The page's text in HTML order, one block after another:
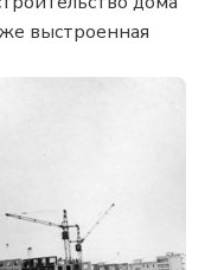
выстроенная